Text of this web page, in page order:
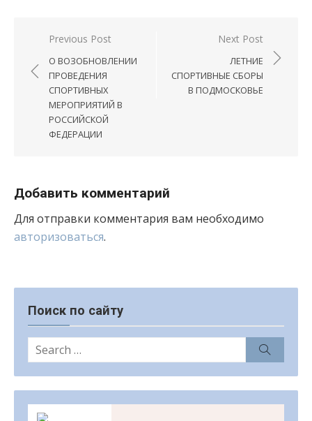
Навигация
записям
Previous Post
О ВОЗОБНОВЛЕНИИ
ПРОВЕДЕНИЯ
СПОРТИВНЫХ
МЕРОПРИЯТИЙ В
РОССИЙСКОЙ
ФЕДЕРАЦИИ
Next Post
ЛЕТНИЕ
СПОРТИВНЫЕ СБОРЫ
В ПОДМОСКОВЬЕ
Добавить комментарий
Для отправки комментария вам необходимо
авторизоваться.
Поиск по сайту
Search
for: